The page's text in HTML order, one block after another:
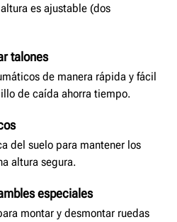
es ajustable (dos
talones
de manera rápida y fácil
de caída ahorra tiempo.
del suelo para mantener los
altura segura.
especiales
montar y desmontar ruedas